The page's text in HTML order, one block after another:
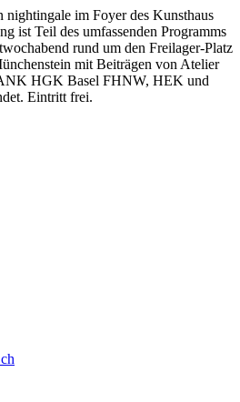
im Foyer des Kunsthaus
ist Teil des umfassenden Programms
rund um den Freilager-Platz
mit Beiträgen von Atelier
HGK Basel FHNW, HEK und
Eintritt frei.